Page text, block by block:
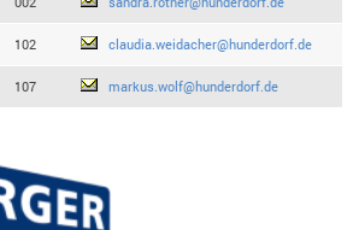
102 claudia.weidacher@hunderdorf.de
107 markus.wolf@hunderdorf.de